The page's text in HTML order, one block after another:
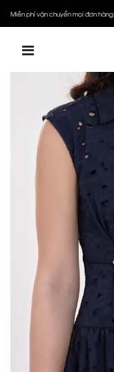
Miễn phí vận chuyển mọi đơn hàng